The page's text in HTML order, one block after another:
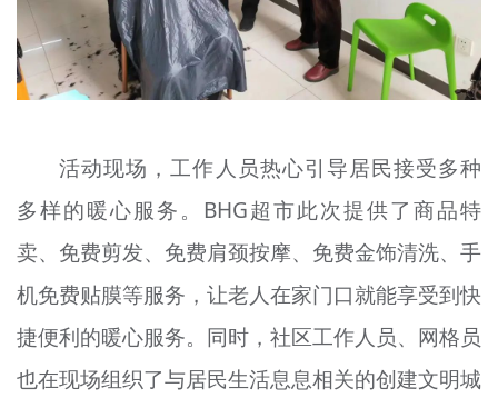
活动现场，工作人员热心引导居民接受多种
多样的暖心服务。BHG超市此次提供了商品特
卖、免费剪发、免费肩颈按摩、免费金饰清洗、手
机免费贴膜等服务，让老人在家门口就能享受到快
捷便利的暖心服务。同时，社区工作人员、网格员
也在现场组织了与居民生活息息相关的创建文明城